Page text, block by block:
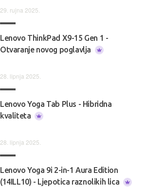
29. rujna 2025.
Lenovo ThinkPad X9-15 Gen 1 -
Otvaranje novog poglavlja
28. lipnja 2025.
Lenovo Yoga Tab Plus - Hibridna
kvaliteta
28. lipnja 2025.
Lenovo Yoga 9i 2-in-1 Aura Edition
(14ILL10) - Ljepotica raznolikih lica